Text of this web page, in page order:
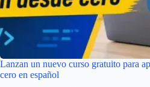
Lanzan un nuevo curso gratuito para
cero en español